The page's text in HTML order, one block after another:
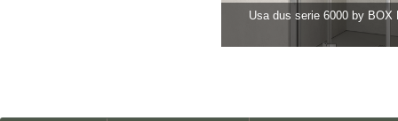
Usa dus serie 6000 by BOX